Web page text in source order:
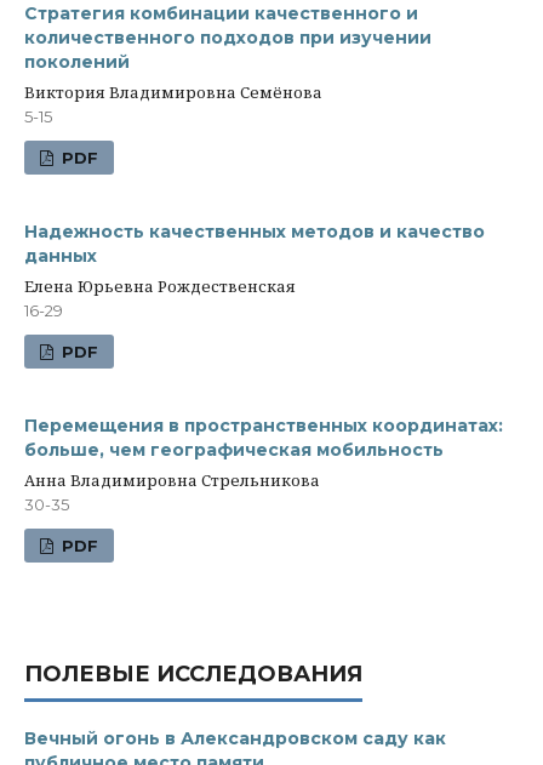
Стратегия комбинации качественного и
количественного подходов при изучении
поколений
Виктория Владимировна Семёнова
5-15
PDF
Надежность качественных методов и качество
данных
Елена Юрьевна Рождественская
16-29
PDF
Перемещения в пространственных координатах:
больше, чем географическая мобильность
Анна Владимировна Стрельникова
30-35
PDF
ПОЛЕВЫЕ ИССЛЕДОВАНИЯ
Вечный огонь в Александровском саду как